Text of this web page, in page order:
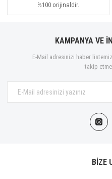
%100 orijinaldir.
KAMPANYA VE
E-Mail adresinizi haber
takip
BİZE